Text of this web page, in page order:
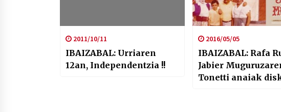
2011/10/11
IBAIZABAL: Urriaren
12an, Independentzia !!
2016/05/05
IBAIZABAL: Rafa Rueda
Jabier
Tonetti anaiak